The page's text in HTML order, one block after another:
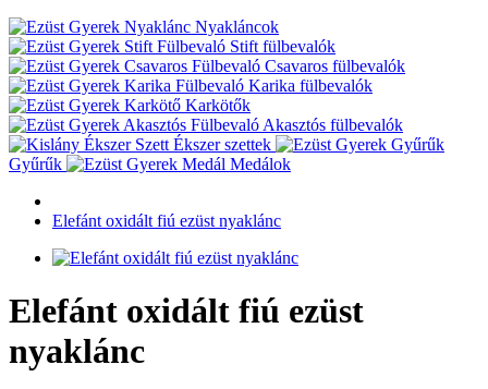
Nyakláncok
Stift fülbevalók
Csavaros fülbevalók
Karika fülbevalók
Karkötők
Akasztós fülbevalók
Ékszer szettek
Gyűrűk
Medálok
Elefánt oxidált fiú ezüst nyaklánc
Elefánt oxidált fiú ezüst
nyaklánc